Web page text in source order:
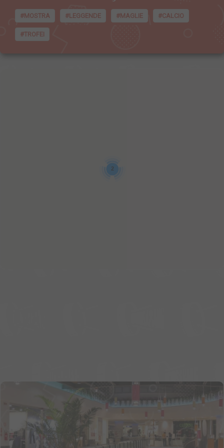
#MOSTRA #LEGGENDE #MAGLIE #CALCIO
#TROFEI
2